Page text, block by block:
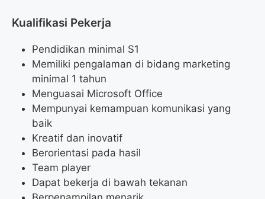
Kualifikasi Pekerja
Pendidikan minimal S1
Memiliki pengalaman di bidang marketing
minimal 1 tahun
Menguasai Microsoft Office
Mempunyai kemampuan komunikasi yang
baik
Kreatif dan inovatif
Berorientasi pada hasil
Team player
Dapat bekerja di bawah tekanan